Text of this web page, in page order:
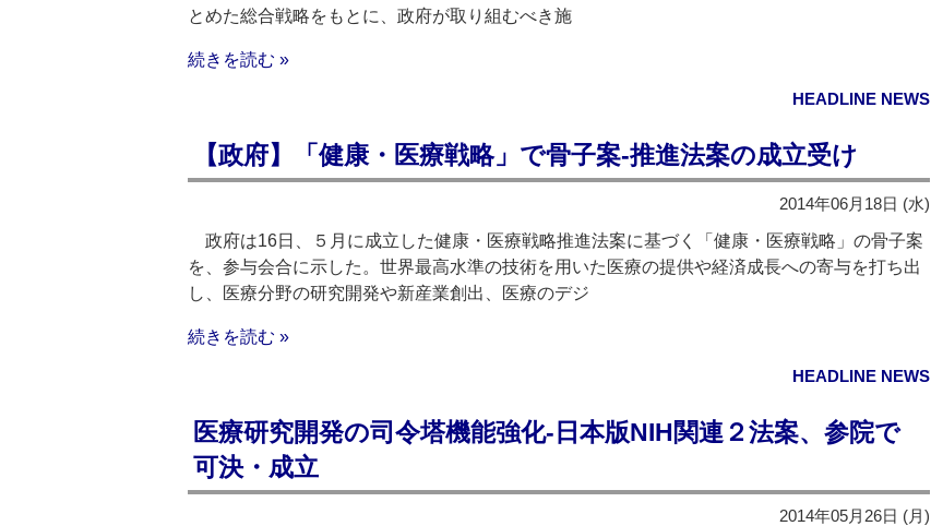
とめた総合戦略をもとに、政府が取り組むべき施
続きを読む »
HEADLINE NEWS
【政府】「健康・医療戦略」で骨子案‐推進法案の成立受け
2014年06月18日 (水)
政府は16日、５月に成立した健康・医療戦略推進法案に基づく「健康・医療戦略」の骨子案
を、参与会合に示した。世界最高水準の技術を用いた医療の提供や経済成長への寄与を打ち出
し、医療分野の研究開発や新産業創出、医療のデジ
続きを読む »
HEADLINE NEWS
医療研究開発の司令塔機能強化‐日本版NIH関連２法案、参院で
可決・成立
2014年05月26日 (月)